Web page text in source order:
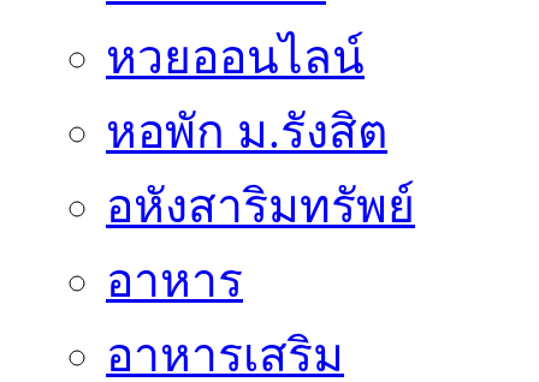
หวยออนไลน์
หอพัก ม.รังสิต
อหังสาริมทรัพย์
อาหาร
อาหารเสริม